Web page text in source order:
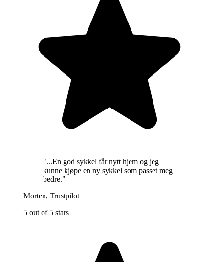
"...En god sykkel får nytt hjem og jeg
kunne kjøpe en ny sykkel som passet meg
bedre."
Morten, Trustpilot
5 out of 5 stars